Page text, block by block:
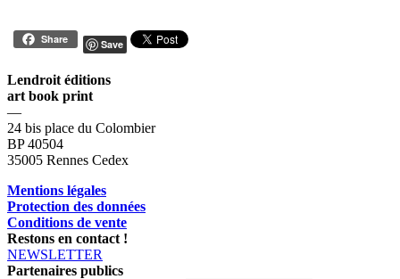
Share Save
Lendroit éditions
art book print
—
24 bis place du Colombier
BP 40504
35005 Rennes Cedex
Mentions légales
Protection des données
Conditions de vente
Restons en contact !
NEWSLETTER
Partenaires publics